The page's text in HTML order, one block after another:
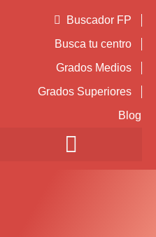
Buscador FP
Busca tu centro
Grados Medios
Grados Superiores
Blog